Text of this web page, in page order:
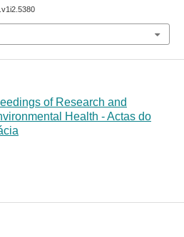
of Research and
Health - Actas do